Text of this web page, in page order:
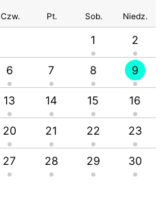
Czw. Pt. Sob. Niedz.
1 2
6 7 8 9
13 14 15 16
20 21 22 23
27 28 29 30